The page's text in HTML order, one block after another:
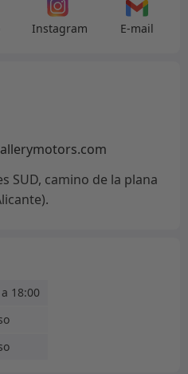
Instagram E-mail
SUD, camino de la plana
18:00